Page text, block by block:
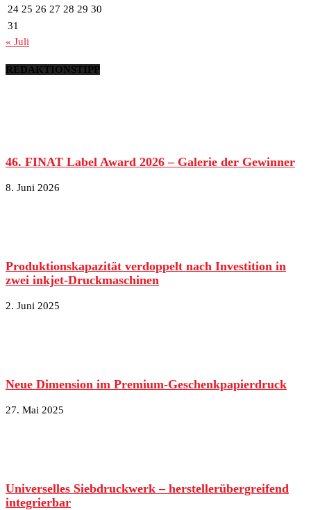
24 25 26 27 28 29 30
31
« Juli
REDAKTIONSTIPP
46. FINAT Label Award 2026 – Galerie der Gewinner
8. Juni 2026
Produktionskapazität verdoppelt nach Investition in
zwei inkjet-Druckmaschinen
2. Juni 2025
Neue Dimension im Premium-Geschenkpapierdruck
27. Mai 2025
Universelles Siebdruckwerk – herstellerübergreifend
integrierbar